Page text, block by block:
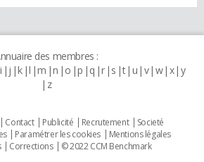
des membres :
i j k l m n o p q r s t u v w x y
z
Contact Publicité Recrutement
Societé
Paramétrer les cookies
Mentions légales
Corrections © 2022 CCM Benchmark